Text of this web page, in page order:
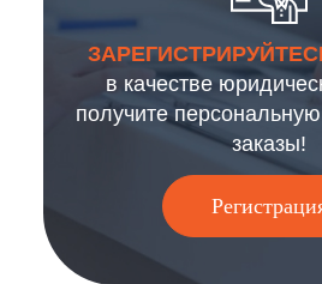
в качестве
получите
заказы!